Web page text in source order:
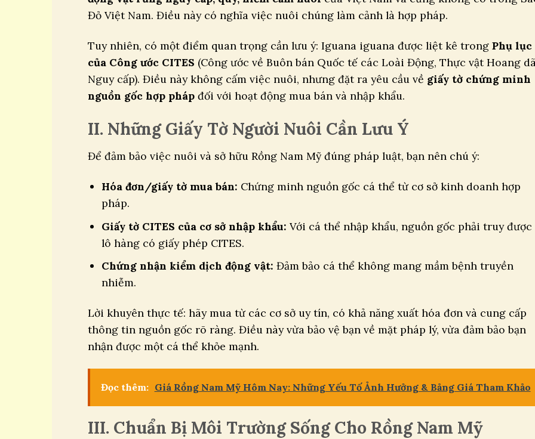
Đỏ Việt Nam. Điều này có nghĩa việc nuôi chúng làm cảnh là hợp pháp.
Tuy nhiên, có một điểm quan trọng cần lưu ý: Iguana iguana được liệt kê trong Phụ
của Công ước CITES (Công ước về Buôn bán Quốc tế các Loài Động, Thực vật Hoang
Nguy cấp). Điều này không cấm việc nuôi, nhưng đặt ra yêu cầu về giấy tờ chứng minh
nguồn gốc hợp pháp đối với hoạt động mua bán và nhập khẩu.
II. Những Giấy Tờ Người Nuôi Cần Lưu Ý
Để đảm bảo việc nuôi và sở hữu Rồng Nam Mỹ đúng pháp luật, bạn nên chú ý:
Hóa đơn/giấy tờ mua bán: Chứng minh nguồn gốc cá thể từ cơ sở kinh doanh hợp
pháp.
Giấy tờ CITES của cơ sở nhập khẩu: Với cá thể nhập khẩu, nguồn gốc phải truy được
lô hàng có giấy phép CITES.
Chứng nhận kiểm dịch động vật: Đảm bảo cá thể không mang mầm bệnh truyền
nhiễm.
Lời khuyên thực tế: hãy mua từ các cơ sở uy tín, có khả năng xuất hóa đơn và cung cấp
thông tin nguồn gốc rõ ràng. Điều này vừa bảo vệ bạn về mặt pháp lý, vừa đảm bảo bạn
nhận được một cá thể khỏe mạnh.
Đọc thêm: Giá Rồng Nam Mỹ Hôm Nay: Những Yếu Tố Ảnh Hưởng & Bảng Giá Tham Khảo
III. Chuẩn Bị Môi Trường Sống Cho Rồng Nam Mỹ